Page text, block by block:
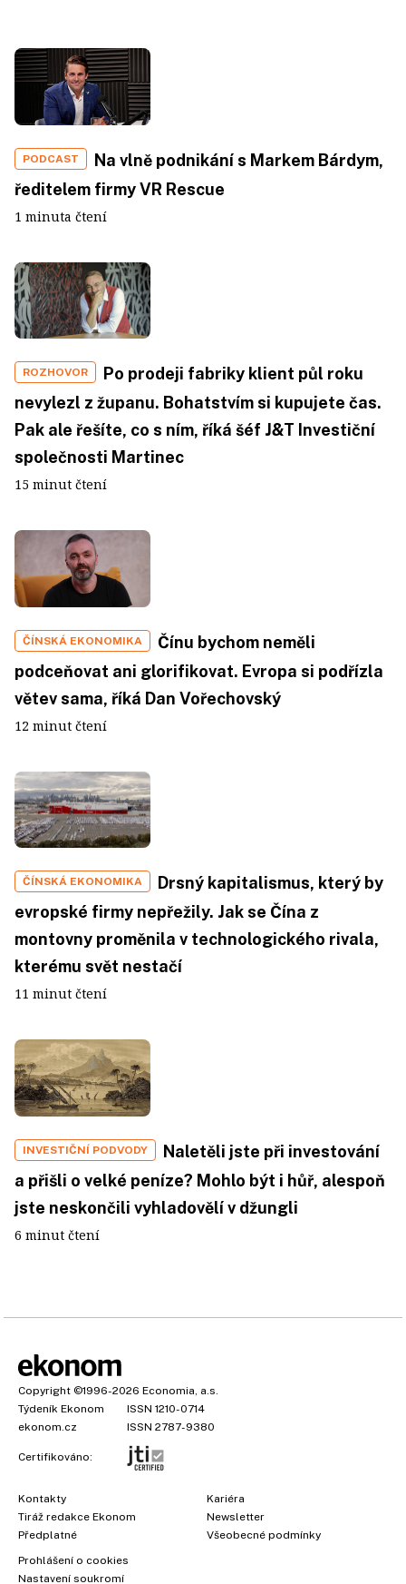
PODCAST
Na vlně podnikání s Markem Bárdym,
ředitelem firmy VR Rescue
1 minuta čtení
ROZHOVOR
Po prodeji fabriky klient půl roku
nevylezl z županu. Bohatstvím si kupujete čas.
Pak ale řešíte, co s ním, říká šéf J&T Investiční
společnosti Martinec
15 minut čtení
ČÍNSKÁ EKONOMIKA
Čínu bychom neměli
podceňovat ani glorifikovat. Evropa si podřízla
větev sama, říká Dan Vořechovský
12 minut čtení
ČÍNSKÁ EKONOMIKA
Drsný kapitalismus, který by
evropské firmy nepřežily. Jak se Čína z
montovny proměnila v technologického rivala,
kterému svět nestačí
11 minut čtení
INVESTIČNÍ PODVODY
Naletěli jste při investování
a přišli o velké peníze? Mohlo být i hůř, alespoň
jste neskončili vyhladovělí v džungli
6 minut čtení
Copyright ©1996-2026 Economia, a.s.
Týdeník Ekonom
ISSN 1210-0714
ekonom.cz
ISSN 2787-9380
Certifikováno:
Kontakty
Tiráž redakce Ekonom
Předplatné
Kariéra
Newsletter
Všeobecné podmínky
Prohlášení o cookies
Nastavení soukromí